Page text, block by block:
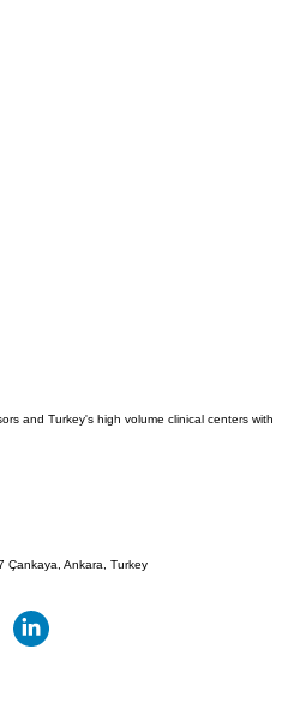
and Turkey's high volume clinical centers with
Çankaya, Ankara, Turkey